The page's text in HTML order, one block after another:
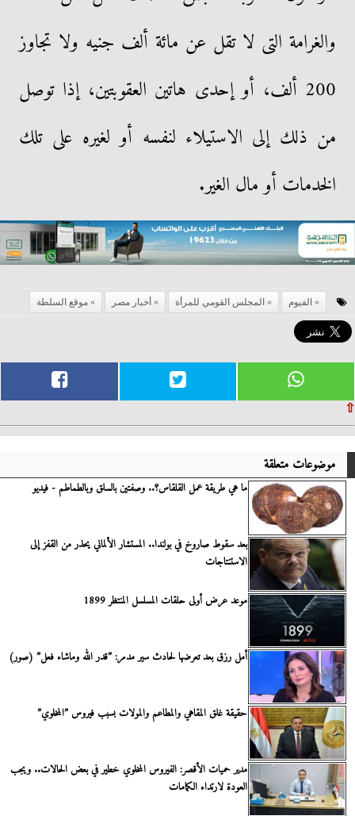
والغرامة التى لا تقل عن مائة ألف جنيه ولا تجاوز
200 ألف، أو إحدى هاتين العقوبتين، إذا توصل
من ذلك إلى الاستيلاء لنفسه أو لغيره على تلك
الخدمات أو مال الغير.
الفيوم المجلس القومي للمرأة أخبار مصر موقع السلطة
⇧
موضوعات متعلقة
ما هي طريقة عمل القلقاس؟.. وصفتين بالسلق وبالطماطم - فيديو
بعد سقوط صاروخ في بولندا.. المستشار الألماني يحذر من القفز إلى
الاستنتاجات
موعد عرض أولى حلقات المسلسل المنتظر 1899
أمل رزق بعد تعرضها لحادث سير مدمر: ”قدر الله وماشاء فعل” (صور)
حقيقة غلق المقاهي والمطاعم والمولات بسبب فيروس ”المخلوي”
مدير حميات الأقصر: الفيروس المخلوي خطير في بعض الحالات.. ويجب
العودة لارتداء الكمامات